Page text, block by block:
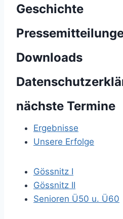
Geschichte
Downloads
nächste Termine
Ergebnisse
Unsere Erfolge
Gössnitz I
Gössnitz II
Senioren Ü50 u. Ü60